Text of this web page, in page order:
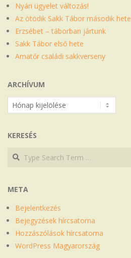
Nyári ügyelet változás!
Az ötödik Sakk Tábor második hete
Erzsébet – táborban jártunk
Sakk Tábor első hete
Amatőr családi sakkverseny
ARCHÍVUM
Archívum
KERESÉS
Search
Search
META
Bejelentkezés
Bejegyzések hírcsatorna
Hozzászólások hírcsatorna
WordPress Magyarország